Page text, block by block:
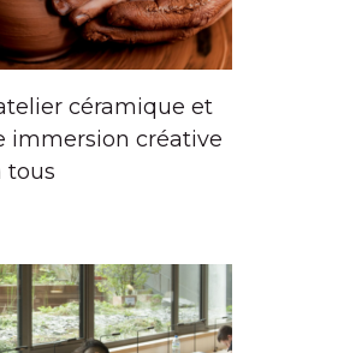
céramique et
immersion créative
tous